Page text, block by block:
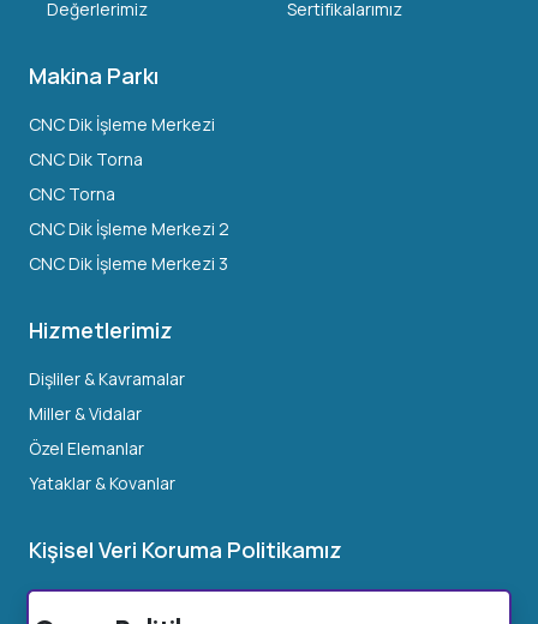
Değerlerimiz
Sertifikalarımız
Makina Parkı
CNC Dik İşleme Merkezi
CNC Dik Torna
CNC Torna
CNC Dik İşleme Merkezi 2
CNC Dik İşleme Merkezi 3
Hizmetlerimiz
Dişliler & Kavramalar
Miller & Vidalar
Özel Elemanlar
Yataklar & Kovanlar
Kişisel Veri Koruma Politikamız
Müşteri Çalışanı / Yetkilisi Aydınlatma Metni